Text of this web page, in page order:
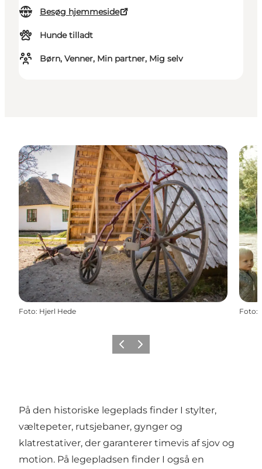
Besøg hjemmeside
Hunde tilladt
Børn, Venner, Min partner, Mig selv
Foto: Hjerl Hede Foto:
ForrigeNæste
På den historiske legeplads finder I stylter,
væltepeter, rutsjebaner, gynger og
klatrestativer, der garanterer timevis af sjov og
motion. På legepladsen finder I også en